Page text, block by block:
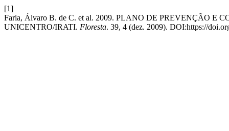
[1]
Faria, Álvaro B. de C. et al. 2009. PLANO DE PREVENÇÃO E
UNICENTRO/IRATI. Floresta. 39, 4 (dez. 2009). DOI:https://